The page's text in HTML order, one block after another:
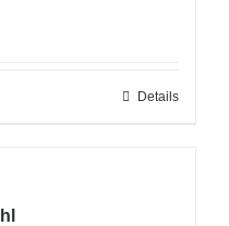
Details